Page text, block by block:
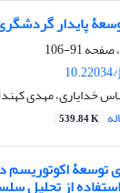
پایدار
91-106
خدایاری، مهدی
539.84 K
توسعۀ اکوتوریسم
از تحلیل